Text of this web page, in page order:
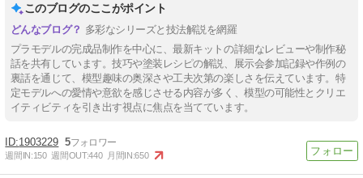
このブログのここがポイント
多彩なシリーズと技法解説を網羅
プラモデルの完成品制作を中心に、最新キットの詳細なレビューや制作秘
話を共有しています。技巧や塗装レシピの解説、展示会参加記録や作例の
裏話を通じて、模型趣味の奥深さや工夫次第の楽しさを伝えています。特
定モデルへの愛情や意欲を感じさせる内容が多く、模型の可能性とクリエ
イティビティを引き出す視点に焦点を当てています。
1903229 5
週間IN:150 週間OUT:440 月間IN:650